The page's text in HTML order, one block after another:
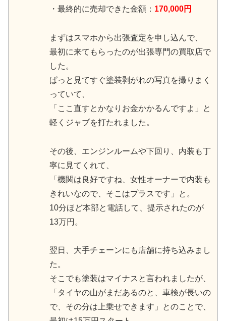
・最終的に売却できた金額： 170,000円
まずはスマホから出張査定を申し込んで、
最初に来てもらったのが出張専門の買取店で
した。
ぱっと見てすぐ塗装剥がれの写真を撮りまく
っていて、
「ここ直すとかなりお金かかるんですよ」と
軽くジャブを打たれました。
その後、エンジンルームや下回り、内装も丁
寧に見てくれて、
「機関は良好ですね、女性オーナーで内装も
きれいなので、そこはプラスです」と。
10分ほど本部と電話して、提示されたのが
13万円。
翌日、大手チェーンにも店舗に持ち込みまし
た。
そこでも塗装はマイナスと言われましたが、
「タイヤの山がまだあるのと、車検が長いの
で、その分は上乗せできます」とのことで、